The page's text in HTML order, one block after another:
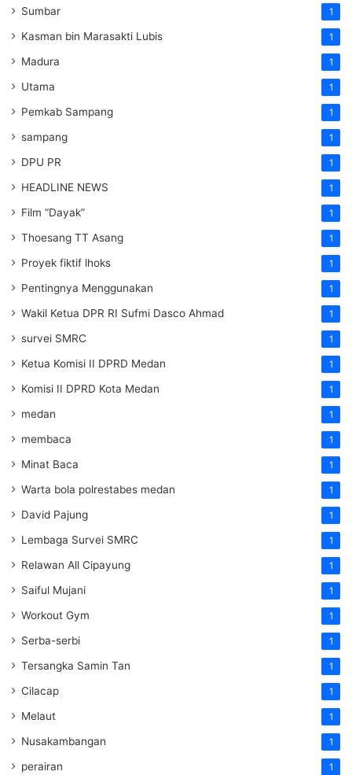
Sumbar 1
Kasman bin Marasakti Lubis 1
Madura 1
Utama 1
Pemkab Sampang 1
sampang 1
DPU PR 1
HEADLINE NEWS 1
Film “Dayak” 1
Thoesang TT Asang 1
Proyek fiktif lhoks 1
Pentingnya Menggunakan 1
Wakil Ketua DPR RI Sufmi Dasco Ahmad 1
survei SMRC 1
Ketua Komisi II DPRD Medan 1
Komisi II DPRD Kota Medan 1
medan 1
membaca 1
Minat Baca 1
Warta bola polrestabes medan 1
David Pajung 1
Lembaga Survei SMRC 1
Relawan All Cipayung 1
Saiful Mujani 1
Workout Gym 1
Serba-serbi 1
Tersangka Samin Tan 1
Cilacap 1
Melaut 1
Nusakambangan 1
perairan 1